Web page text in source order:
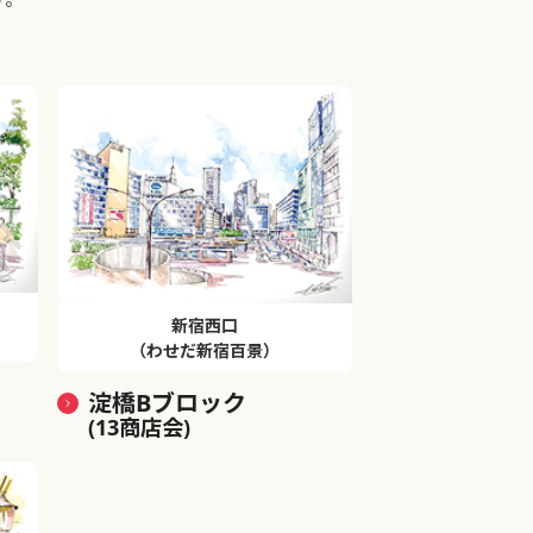
新宿西口
（わせだ新宿百景）
淀橋Bブロック
(13商店会)